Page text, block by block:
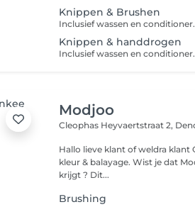
Knippen & Brushen
Knippen & handdrogen
Modjoo
Cleophas Heyvaertstraat 2,
Hallo lieve klant of weldra klant Onze focus ligt @ MODJOO vooral op
kleur & balayage. Wist je dat Modjoo 80% blondines over de vloer
krijgt ? Dit...
Brushing